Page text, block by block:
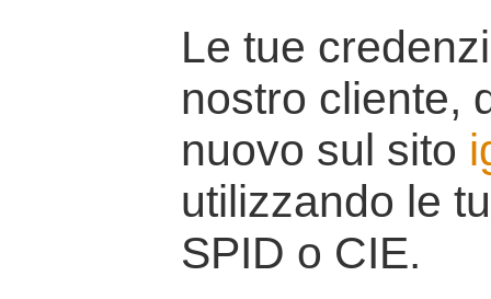
Le tue
nostro cliente,
nuovo sul sito
utilizzando le
SPID o CIE.